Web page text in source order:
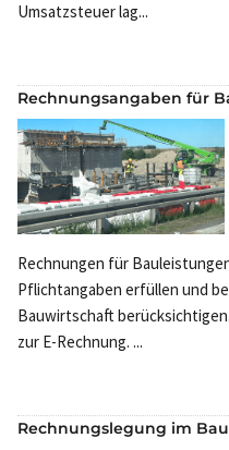
Umsatzsteuer lag...
Rechnungsangaben für
Rechnungen für
Pflichtangaben erfüllen und
Bauwirtschaft
zur E-Rechnung. ...
Rechnungslegung im